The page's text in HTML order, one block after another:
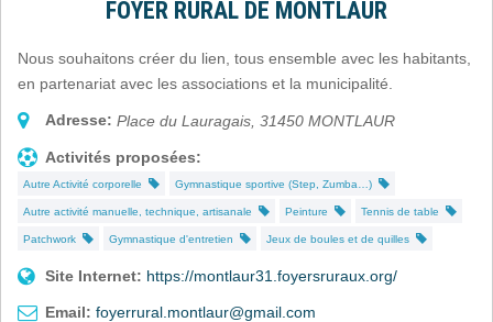
FOYER RURAL DE MONTLAUR
Nous souhaitons créer du lien, tous ensemble avec les habitants,
en partenariat avec les associations et la municipalité.
Adresse: Place du Lauragais 31450 MONTLAUR
Activités proposées:
Autre Activité corporelle Gymnastique sportive (Step, Zumba…)
Autre activité manuelle, technique, artisanale Peinture Tennis de table
Patchwork Gymnastique d'entretien Jeux de boules et de quilles
Site Internet: https://montlaur31.foyersruraux.org/
Email: foyerrural.montlaur@gmail.com